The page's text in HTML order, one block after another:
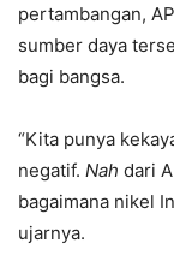
pertambangan,
sumber daya
bagi bangsa.
“Kita punya
negatif. Nah dari
bagaimana nikel
ujarnya.